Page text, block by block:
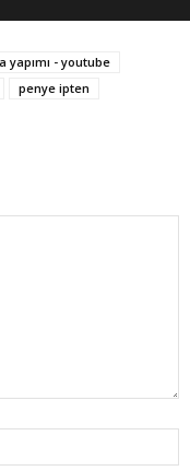
yapımı - youtube
penye ipten